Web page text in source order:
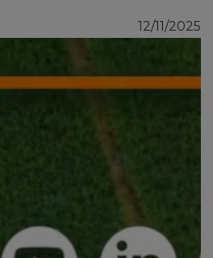
12/11/2025